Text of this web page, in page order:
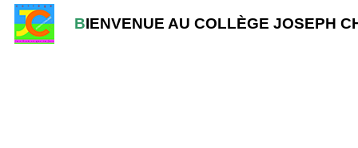
BIENVENUE AU COLLÈGE JOSEPH